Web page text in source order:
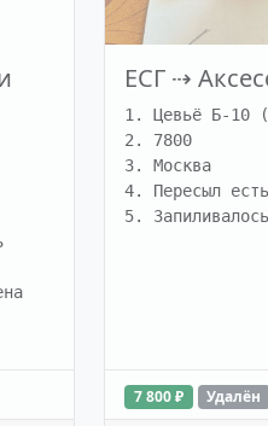
ЕСГ ⇢
1. Цевьё Б-10
2. 7800
3. Москва
4. Пересыл есть
5.
7 800 ₽ Удалён